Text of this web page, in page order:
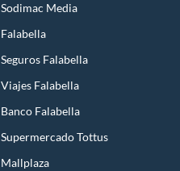
Sodimac Media
Falabella
Seguros Falabella
Viajes Falabella
Banco Falabella
Supermercado Tottus
Mallplaza